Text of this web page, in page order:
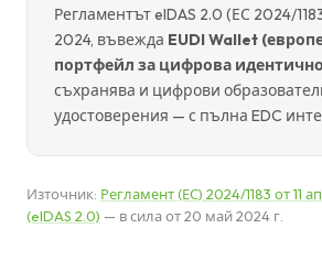
Регламентът eIDAS 2.0 (ЕС 2024/
2024, въвежда EUDI Wallet
портфейл за цифрова
съхранява и цифрови
удостоверения — с пълна EDC
Източник: Регламент (ЕС) 2024/1183 от 11
(eIDAS 2.0) — в сила от 20 май 2024 г.